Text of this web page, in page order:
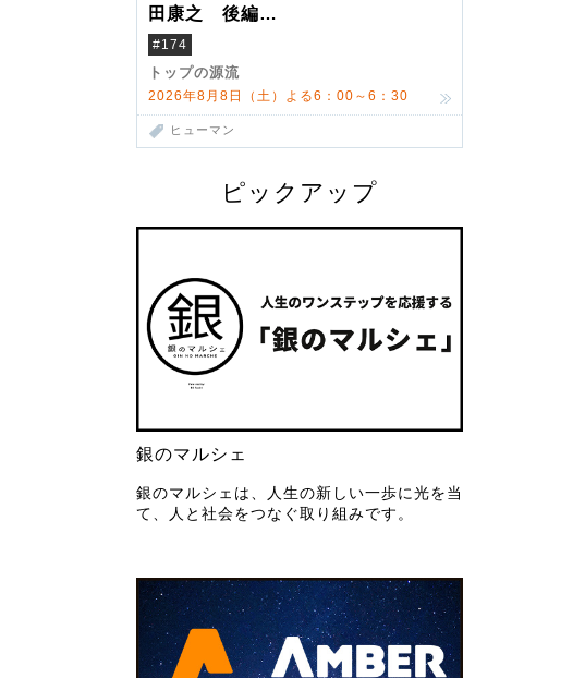
田康之 後編
米国駐在でも浮かんだ八ヶ岳 山
小屋を営んだ父母
#174
トップの源流
2026年8月8日（土）よる6：00～6：30
ヒューマン
ピックアップ
銀のマルシェ
銀のマルシェは、人生の新しい一歩に光を当
て、人と社会をつなぐ取り組みです。